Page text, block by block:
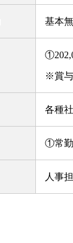
基本
※賞
各種
①常
人事